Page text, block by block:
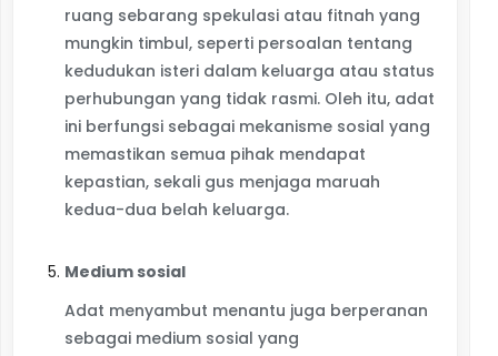
ruang sebarang spekulasi atau fitnah yang
mungkin timbul, seperti persoalan tentang
kedudukan isteri dalam keluarga atau status
perhubungan yang tidak rasmi. Oleh itu, adat
ini berfungsi sebagai mekanisme sosial yang
memastikan semua pihak mendapat
kepastian, sekali gus menjaga maruah
kedua-dua belah keluarga.
Medium sosial
Adat menyambut menantu juga berperanan
sebagai medium sosial yang